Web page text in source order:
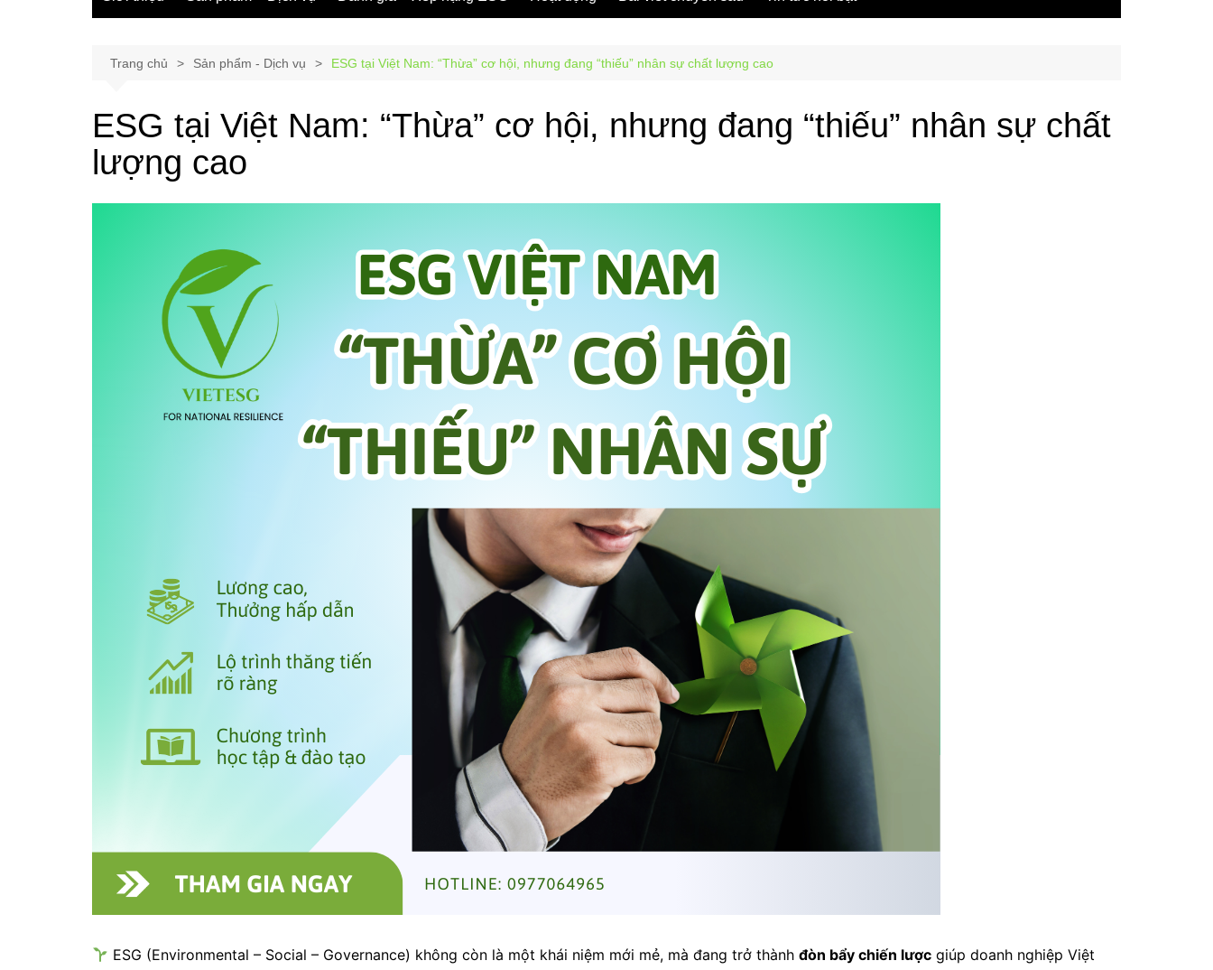
Trang chủ Sản phẩm - Dịch vụ ESG tại Việt Nam: “Thừa” cơ hội, nhưng đang “thiếu” nhân sự chất lượng cao
ESG tại Việt Nam: “Thừa” cơ hội, nhưng đang “thiếu” nhân sự chất
lượng cao
ESG (Environmental – Social – Governance) không còn là một khái niệm mới mẻ, mà đang trở thànhđòn bẩy chiến lược giúp doanh nghiệp Việt